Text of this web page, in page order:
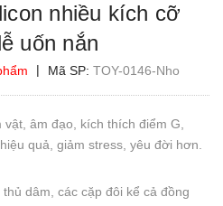
nhiều kích cỡ
uốn nắn
| Mã SP: TOY-0146-Nho
âm đạo, kích thích điểm G,
quả, giảm stress, yêu đời hơn.
dâm, các cặp đôi kể cả đồng